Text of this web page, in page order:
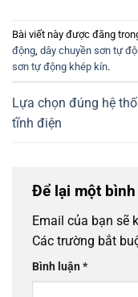
Bài viết này được đăng
động dây chuyền sơn tự
sơn tự động khép kín.
Lựa chọn đúng hệ
tĩnh điện
Để lại một
Email của bạn sẽ
Các trường bắt
Bình luận*